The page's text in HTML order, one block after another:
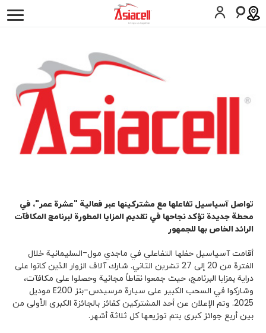
المساعدة
تواصل آسياسيل تفاعلها مع مشتركينها عبر فعالية "عشرة عمر"، في
محطة جديدة تؤكد نجاحها في تقديم المزايا المطورة لبرنامج المكافآت
الرائد الخاص بها للجمهور
أقامت آسياسيل حفلها التفاعلي في ماجدي مول-السليمانية خلال
الفترة من 20 إلى 27 تشرين الثاني. شارك آلاف الزوار الذين كانوا على
دراية بمزايا البرنامج، حيث جمعوا نقاطاً مجانية وحصلوا على مكافآت،
وشاركوا في السحب الكبير على سيارة مرسيدس-بنز E200 موديل
2025. وتم الإعلان عن أحد المشتركين كفائز بالجائزة الكبرى الأولى من
بين أربع جوائز كبرى يتم توزيعها كل ثلاثة أشهر.